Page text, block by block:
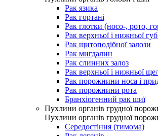
Рак язика
Рак гортані
Рак глотки (носо-, рото,
Рак верхньої і нижньої
Рак щитоподібної залози
Рак мигдалин
Рак слинних залоз
Рак верхньої і нижньої
Рак порожнини носа і
Рак порожнини рота
Бранхіогенний рак шиї
Пухлини органів грудної
Пухлини органів грудної
Середостіння (тимома)